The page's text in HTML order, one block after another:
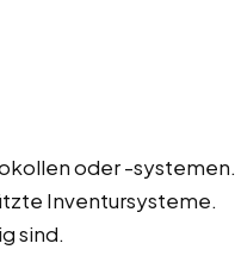
oder -systemen.
Inventursysteme.
sind.